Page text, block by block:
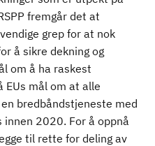
fremgår det at
grep for at nok
å sikre dekning og
om å ha raskest
EUs mål om at alle
bredbåndstjeneste med
2020. For å oppnå
til rette for deling av